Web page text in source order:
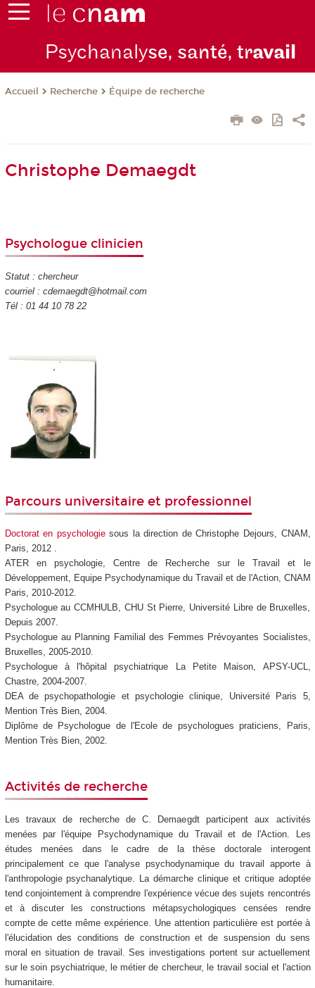
Psychanalyse, santé, travail
Accueil Recherche Équipe de recherche
Christophe Demaegdt
Psychologue clinicien
Statut : chercheur
courriel : cdemaegdt@hotmail.com
Tél : 01 44 10 78 22
Parcours universitaire et professionnel
Doctorat en psychologiesous la direction de Christophe Dejours, CNAM,
Paris, 2012 .
ATER en psychologie, Centre de Recherche sur le Travail et le
Développement, Equipe Psychodynamique du Travail et de l'Action, CNAM
Paris, 2010-2012.
Psychologue au CCMHULB, CHU St Pierre, Université Libre de Bruxelles,
Depuis 2007.
Psychologue au Planning Familial des Femmes Prévoyantes Socialistes,
Bruxelles, 2005-2010.
Psychologue à l'hôpital psychiatrique La Petite Maison, APSY-UCL,
Chastre, 2004-2007.
DEA de psychopathologie et psychologie clinique, Université Paris 5,
Mention Très Bien, 2004.
Diplôme de Psychologue de l'Ecole de psychologues praticiens, Paris,
Mention Très Bien, 2002.
Activités de recherche
Les travaux de recherche de C. Demaegdt participent aux activités
menées par l'équipe Psychodynamique du Travail et de l'Action. Les
études menées dans le cadre de la thèse doctorale interogent
principalement ce que l'analyse psychodynamique du travail apporte à
l'anthropologie psychanalytique. La démarche clinique et critique adoptée
tend conjointement à comprendre l'expérience vécue des sujets rencontrés
et à discuter les constructions métapsychologiques censées rendre
compte de cette même expérience. Une attention particulière est portée à
l'élucidation des conditions de construction et de suspension du sens
moral en situation de travail. Ses investigations portent sur actuellement
sur le soin psychiatrique, le métier de chercheur, le travail social et l'action
humanitaire.